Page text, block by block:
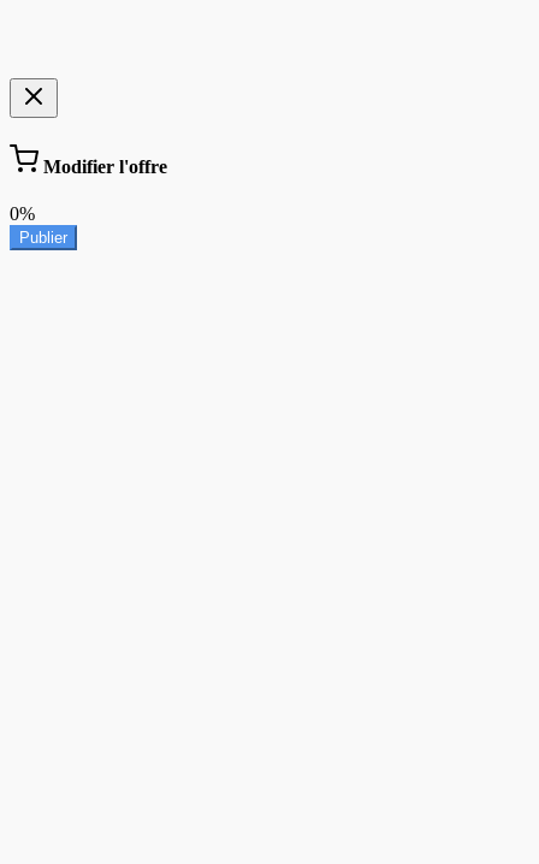
Modifier l'offre
0%
Publier